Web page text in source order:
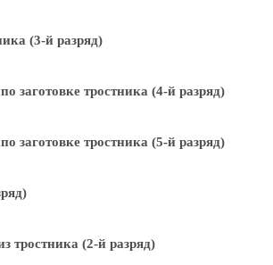
(3-й разряд)
заготовке тростника (4-й разряд)
заготовке тростника (5-й разряд)
тростника (2-й разряд)